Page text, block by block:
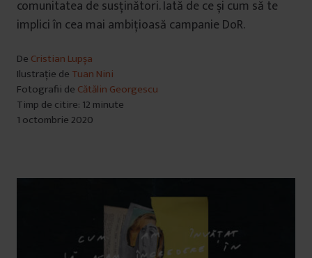
comunitatea de susținători. Iată de ce și cum să te
implici în cea mai ambițioasă campanie DoR.
De Cristian Lupșa
Ilustrație de Tuan Nini
Fotografii de Cătălin Georgescu
Timp de citire: 12 minute
1 octombrie 2020